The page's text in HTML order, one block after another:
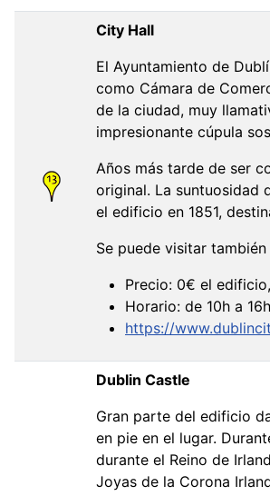
City Hall
El Ayuntamiento de
como Cámara de
de la ciudad, muy
impresionante cúpula
Años más tarde de ser
original. La suntuosidad
el edificio en 1851,
Se puede visitar
Precio: 0€ el
Horario: de 10h a 16h
https://
Dublin Castle
Gran parte del edificio
en pie en el lugar.
durante el Reino de
Joyas de la Corona